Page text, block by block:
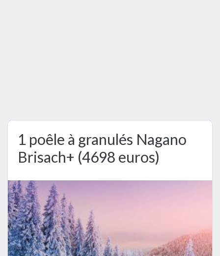
1 poêle à granulés Nagano
Brisach+ (4698 euros)